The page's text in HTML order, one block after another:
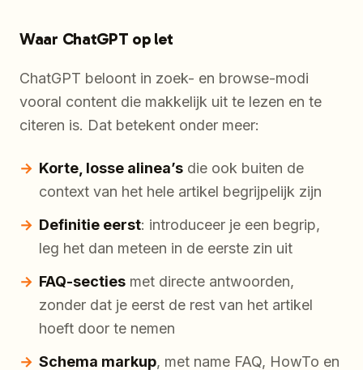
Waar ChatGPT op let
ChatGPT beloont in zoek- en browse-modi
vooral content die makkelijk uit te lezen en te
citeren is. Dat betekent onder meer:
Korte, losse alinea’s die ook buiten de
context van het hele artikel begrijpelijk zijn
Definitie eerst: introduceer je een begrip,
leg het dan meteen in de eerste zin uit
FAQ-secties met directe antwoorden,
zonder dat je eerst de rest van het artikel
hoeft door te nemen
Schema markup, met name FAQ, HowTo en